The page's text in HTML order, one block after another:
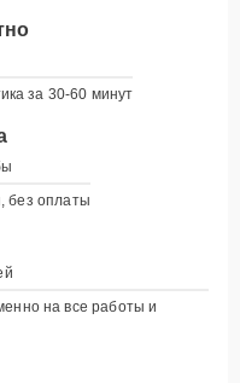
за 30-60 минут
без оплаты
на все работы и